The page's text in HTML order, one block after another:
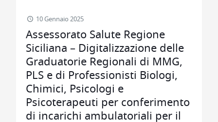
10 Gennaio 2025
Assessorato Salute Regione
Siciliana – Digitalizzazione delle
Graduatorie Regionali di MMG,
PLS e di Professionisti Biologi,
Chimici, Psicologi e
Psicoterapeuti per conferimento
di incarichi ambulatoriali per il